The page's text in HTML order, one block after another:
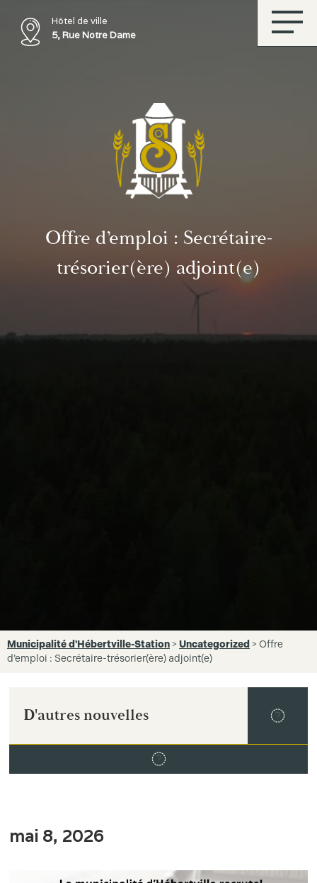
Hôtel de ville
5, Rue Notre Dame
Offre d’emploi : Secrétaire-
trésorier(ère) adjoint(e)
Municipalité d'Hébertville-Station> Uncategorized > Offre
d’emploi : Secrétaire-trésorier(ère) adjoint(e)
D'autres nouvelles
mai 8, 2026